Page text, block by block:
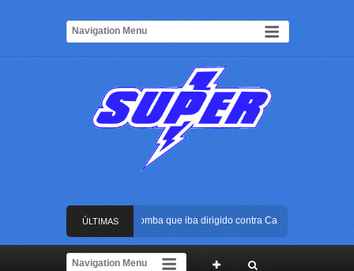
ÚLTIMAS
NOTICIAS
Frustran atentado con bus bomba que iba dirigido contra Cali durante la
La Arena USC será el escenario de la posesión presidencial de Abelardo de la